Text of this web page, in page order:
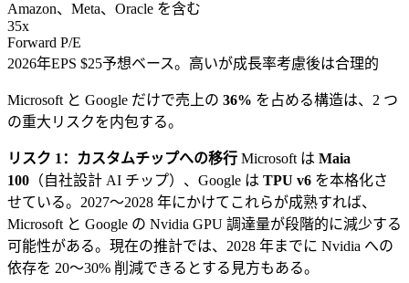
Amazon、Meta、Oracle を含む
35x
Forward P/E
2026年EPS $25予想ベース。高いが成長率考慮後は合理的
Microsoft と Google だけで売上の 36% を占める構造は、2 つ
の重大リスクを内包する。
リスク 1：カスタムチップへの移行 Microsoft は Maia
100 （自社設計 AI チップ）、Google は TPU v6 を本格化さ
せている。2027〜2028 年にかけてこれらが成熟すれば、
Microsoft と Google の Nvidia GPU 調達量が段階的に減少する
可能性がある。現在の推計では、2028 年までに Nvidia への
依存を 20〜30% 削減できるとする見方もある。